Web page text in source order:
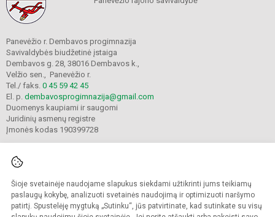
Šioje svetainėje naudojame slapukus siekdami užtikrinti jums teikiamų
paslaugų kokybę, analizuoti svetainės naudojimą ir optimizuoti naršymo
patirtį. Spustelėję mygtuką „Sutinku“, jūs patvirtinate, kad sutinkate su visų
Panevėžio r. Dembavos progimnazija
Savivaldybės biudžetinė įstaiga
Dembavos g. 28, 38016 Dembavos k.,
Velžio sen., Panevėžio r.
Tel./ faks. 0 45 59 42 45
El. p. dembavosprogimnazija@gmail.com
Duomenys kaupiami ir saugomi
Juridinių asmenų registre
Įmonės kodas 190399728
© 2021. Panevėžio r. Dembavos progimnazija. Visos teisės saugomos.
Kopijuoti turinį be raštiško progimnazijos sutikimo griežtai draudžiama.
Prieinamumo paraiška Slapukų valdymas